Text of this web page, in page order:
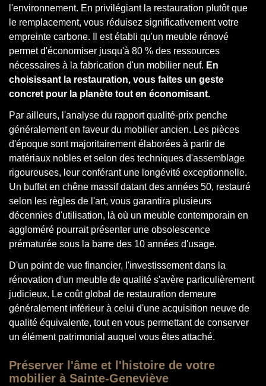
l'environnement. En privilégiant la restauration plutôt que
le remplacement, vous réduisez significativement votre
empreinte carbone. Il est établi qu'un meuble rénové
permet d'économiser jusqu'à 80 % des ressources
nécessaires à la fabrication d'un mobilier neuf. En
choisissant la restauration, vous faites un geste
concret pour la planète tout en économisant.
Par ailleurs, l'analyse du rapport qualité-prix penche
généralement en faveur du mobilier ancien. Les pièces
d'époque sont majoritairement élaborées à partir de
matériaux nobles et selon des techniques d'assemblage
rigoureuses, leur conférant une longévité exceptionnelle.
Un buffet en chêne massif datant des années 50, restauré
selon les règles de l'art, vous garantira plusieurs
décennies d'utilisation, là où un meuble contemporain en
aggloméré pourrait présenter une obsolescence
prématurée sous la barre des 10 années d'usage.
D'un point de vue financier, l'investissement dans la
rénovation d'un meuble de qualité s'avère particulièrement
judicieux. Le coût global de restauration demeure
généralement inférieur à celui d'une acquisition neuve de
qualité équivalente, tout en vous permettant de conserver
un élément patrimonial auquel vous êtes attaché.
Préserver l'âme et l'histoire de votre
mobilier à Sainte-Geneviève